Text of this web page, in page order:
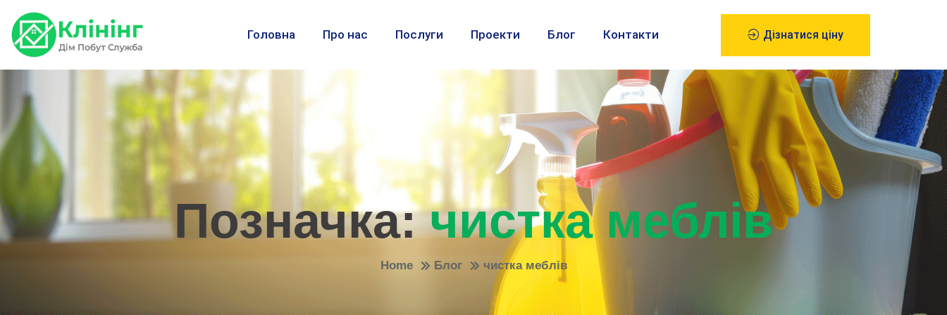
Головна Про нас Послуги Проекти Блог Контакти Дізнатися ціну
Позначка:чистка меблів
Home Блог чистка меблів